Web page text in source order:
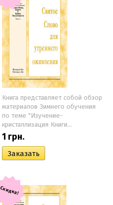
Книга представляет собой обзор
материалов Зимнего обучения
по теме "Изучение-
кристаллизация Книги...
1 грн.
Скидка!